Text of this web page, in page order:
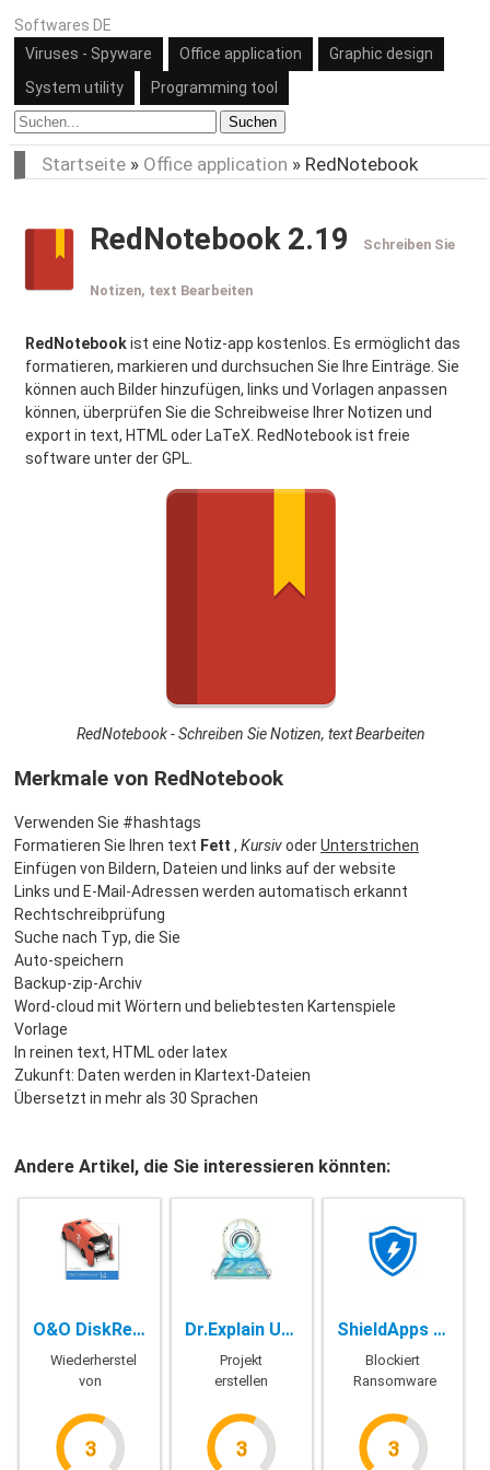
Softwares DE
Viruses - Spyware
Office application
Graphic design
System utility
Programming tool
Suchen
Startseite » Office application » RedNotebook
RedNotebook 2.19 Schreiben Sie
Notizen, text Bearbeiten
RedNotebookist eine Notiz-app kostenlos. Es ermöglicht das
formatieren, markieren und durchsuchen Sie Ihre Einträge. Sie
können auch Bilder hinzufügen, links und Vorlagen anpassen
können, überprüfen Sie die Schreibweise Ihrer Notizen und
export in text, HTML oder LaTeX. RedNotebook ist freie
software unter der GPL.
RedNotebook - Schreiben Sie Notizen, text Bearbeiten
Merkmale von RedNotebook
Verwenden Sie #hashtags
Formatieren Sie Ihren text Fett , KursivoderUnterstrichen
Einfügen von Bildern, Dateien und links auf der website
Links und E-Mail-Adressen werden automatisch erkannt
Rechtschreibprüfung
Suche nach Typ, die Sie
Auto-speichern
Backup-zip-Archiv
Word-cloud mit Wörtern und beliebtesten Kartenspiele
Vorlage
In reinen text, HTML oder latex
Zukunft: Daten werden in Klartext-Dateien
Übersetzt in mehr als 30 Sprachen
Andere Artikel, die Sie interessieren könnten:
O&O DiskRecovery pro - 14.1.145 + Admin + Technician
Wiederherstellung
von
Daten
3
Dr.Explain Ultima - 5.7.1141
Projekt
erstellen
PDF -, CHM
-, RTF -
3
ShieldApps Ransomware Defender Pro - 4.2.3
Blockiert
Ransomware
3